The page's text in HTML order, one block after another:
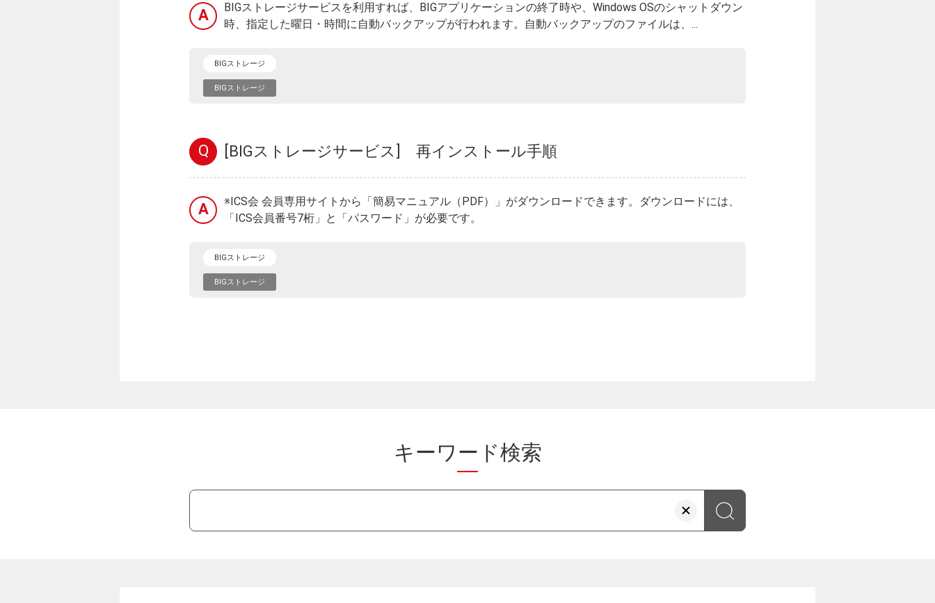
A
BIGストレージサービスを利用すれば、BIGアプリケーションの終了時や、Windows OSのシャットダウン
時、指定した曜日・時間に自動バックアップが行われます。自動バックアップのファイルは、...
BIGストレージ
BIGストレージ
Q [BIGストレージサービス] 再インストール手順
A
※ICS会 会員専用サイトから「簡易マニュアル（PDF）」がダウンロードできます。ダウンロードには、
「ICS会員番号7桁」と「パスワード」が必要です。
BIGストレージ
BIGストレージ
キーワード検索